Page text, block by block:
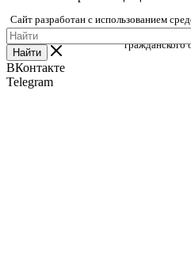
Сайт разработан с использованием
Федерации, предоставленного Фондом
гражданского
Найти
ВКонтакте
Telegram